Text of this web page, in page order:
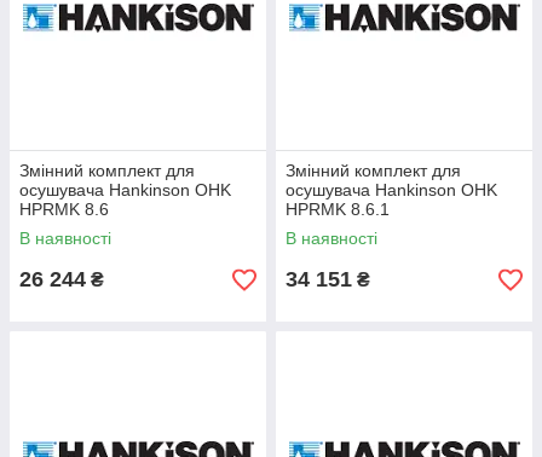
Змінний комплект для
осушувача Hankinson OHK
HPRMK 8.6
В наявності
26 244 ₴
Змінний комплект для
осушувача Hankinson OHK
HPRMK 8.6.1
В наявності
34 151 ₴